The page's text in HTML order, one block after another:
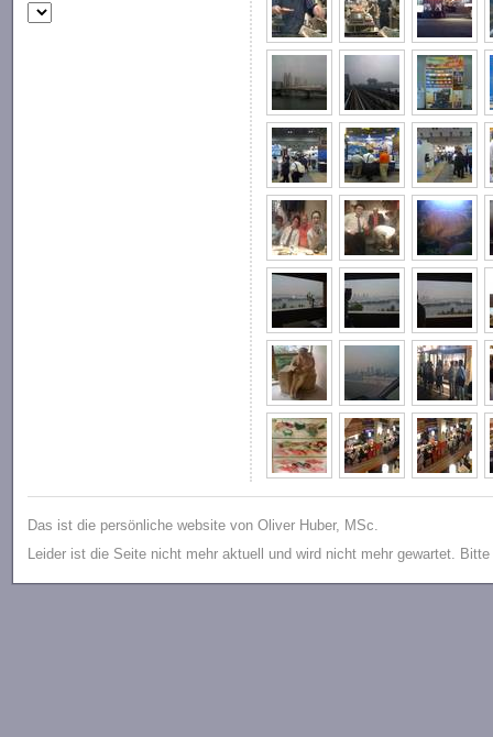
Das ist die persönliche website von Oliver Huber, MSc.
Leider ist die Seite nicht mehr aktuell und wird nicht mehr gewartet.